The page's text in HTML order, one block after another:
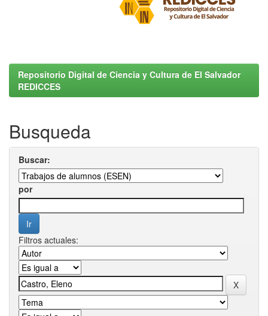
Repositorio Digital de Ciencia y Cultura de El Salvador
REDICCES
Busqueda
Buscar:
por
Filtros actuales: